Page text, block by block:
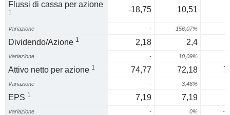
Flussi di cassa per azione
1 -18,75 10,51
Variazione - 156,07%
Dividendo/Azione 1 2,18 2,4
Variazione - 10,09%
Attivo netto per azione 1 74,77 72,18
Variazione - -3,46%
EPS 1 7,19 7,19
Variazione - 0% -